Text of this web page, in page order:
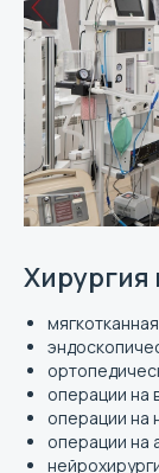
Хирургия
операции на
операции на
операции на